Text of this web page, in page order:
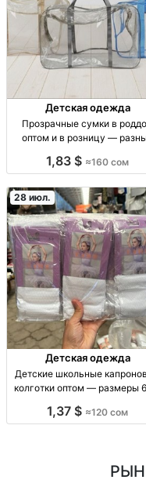
Детская одежда
Прозрачные сумки в
оптом и в розницу —
роддом, разные расцв., опт
1,83 $ ≈160 сом
28 июл.
Детская одежда
Детские школьные
колготки оптом — размеры
капрон (тонкие), для
1,37 $ ≈120 сом